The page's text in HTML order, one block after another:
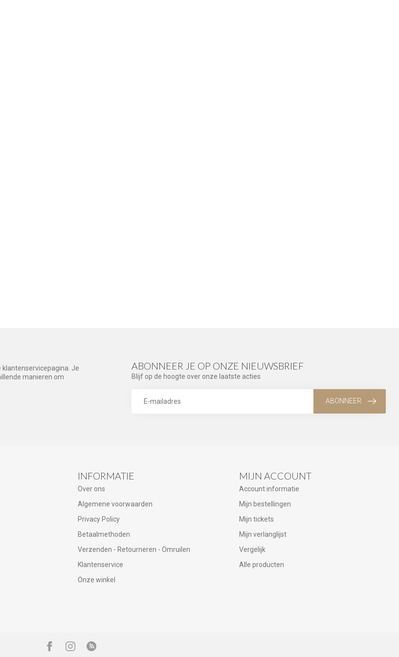
klantenservicepagina. Je
manieren om
ABONNEER JE OP ONZE NIEUWSBRIEF
Blijf op de hoogte over onze laatste acties
ABONNEER
INFORMATIE
Over ons
Algemene voorwaarden
Privacy Policy
Betaalmethoden
Verzenden - Retourneren - Omruilen
Klantenservice
Onze winkel
MIJN ACCOUNT
Account informatie
Mijn bestellingen
Mijn tickets
Mijn verlanglijst
Vergelijk
Alle producten